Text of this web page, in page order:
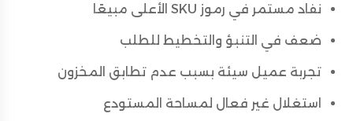
نفاد مستمر في رموز SKU الأعلى مبيعًا
ضعف في التنبؤ والتخطيط للطلب
تجربة عميل سيئة بسبب عدم تطابق المخزون
استغلال غير فعال لمساحة المستودع